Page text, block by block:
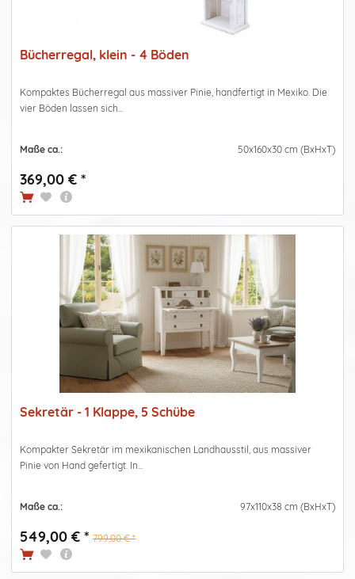
Bücherregal, klein - 4 Böden
Kompaktes Bücherregal aus massiver Pinie, handfertigt in Mexiko. Die
vier Böden lassen sich...
Maße ca.: 50x160x30 cm (BxHxT)
369,00 € *
Sekretär - 1 Klappe, 5 Schübe
Kompakter Sekretär im mexikanischen Landhausstil, aus massiver
Pinie von Hand gefertigt. In...
Maße ca.: 97x110x38 cm (BxHxT)
549,00 € * 799,00 € *